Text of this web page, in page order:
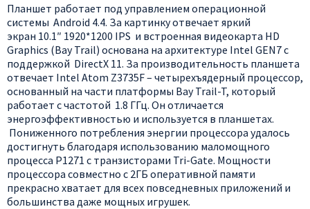
Планшет работает под управлением операционной
системы Android 4.4. За картинку отвечает яркий
экран 10.1″ 1920*1200 IPS и встроенная видеокарта HD
Graphics (Bay Trail) основана на архитектуре Intel GEN7 с
поддержкой DirectX 11. За производительность планшета
отвечает Intel Atom Z3735F – четырехъядерный процессор,
основанный на части платформы Bay Trail-T, который
работает с частотой 1.8 ГГц. Он отличается
энергоэффективностью и используется в планшетах.
Пониженного потребления энергии процессора удалось
достигнуть благодаря использованию маломощного
процесса Р1271 с транзисторами Tri-Gate. Мощности
процессора совместно с 2ГБ оперативной памяти
прекрасно хватает для всех повседневных приложений и
большинства даже мощных игрушек.